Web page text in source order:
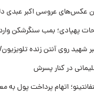
عکس‌های عروسی اکبر عبدی
پهپادی؛ بمب سنگرشکن
شهید روی آنتن زنده
در کنار پسرش
اتهام پرداخت پول به